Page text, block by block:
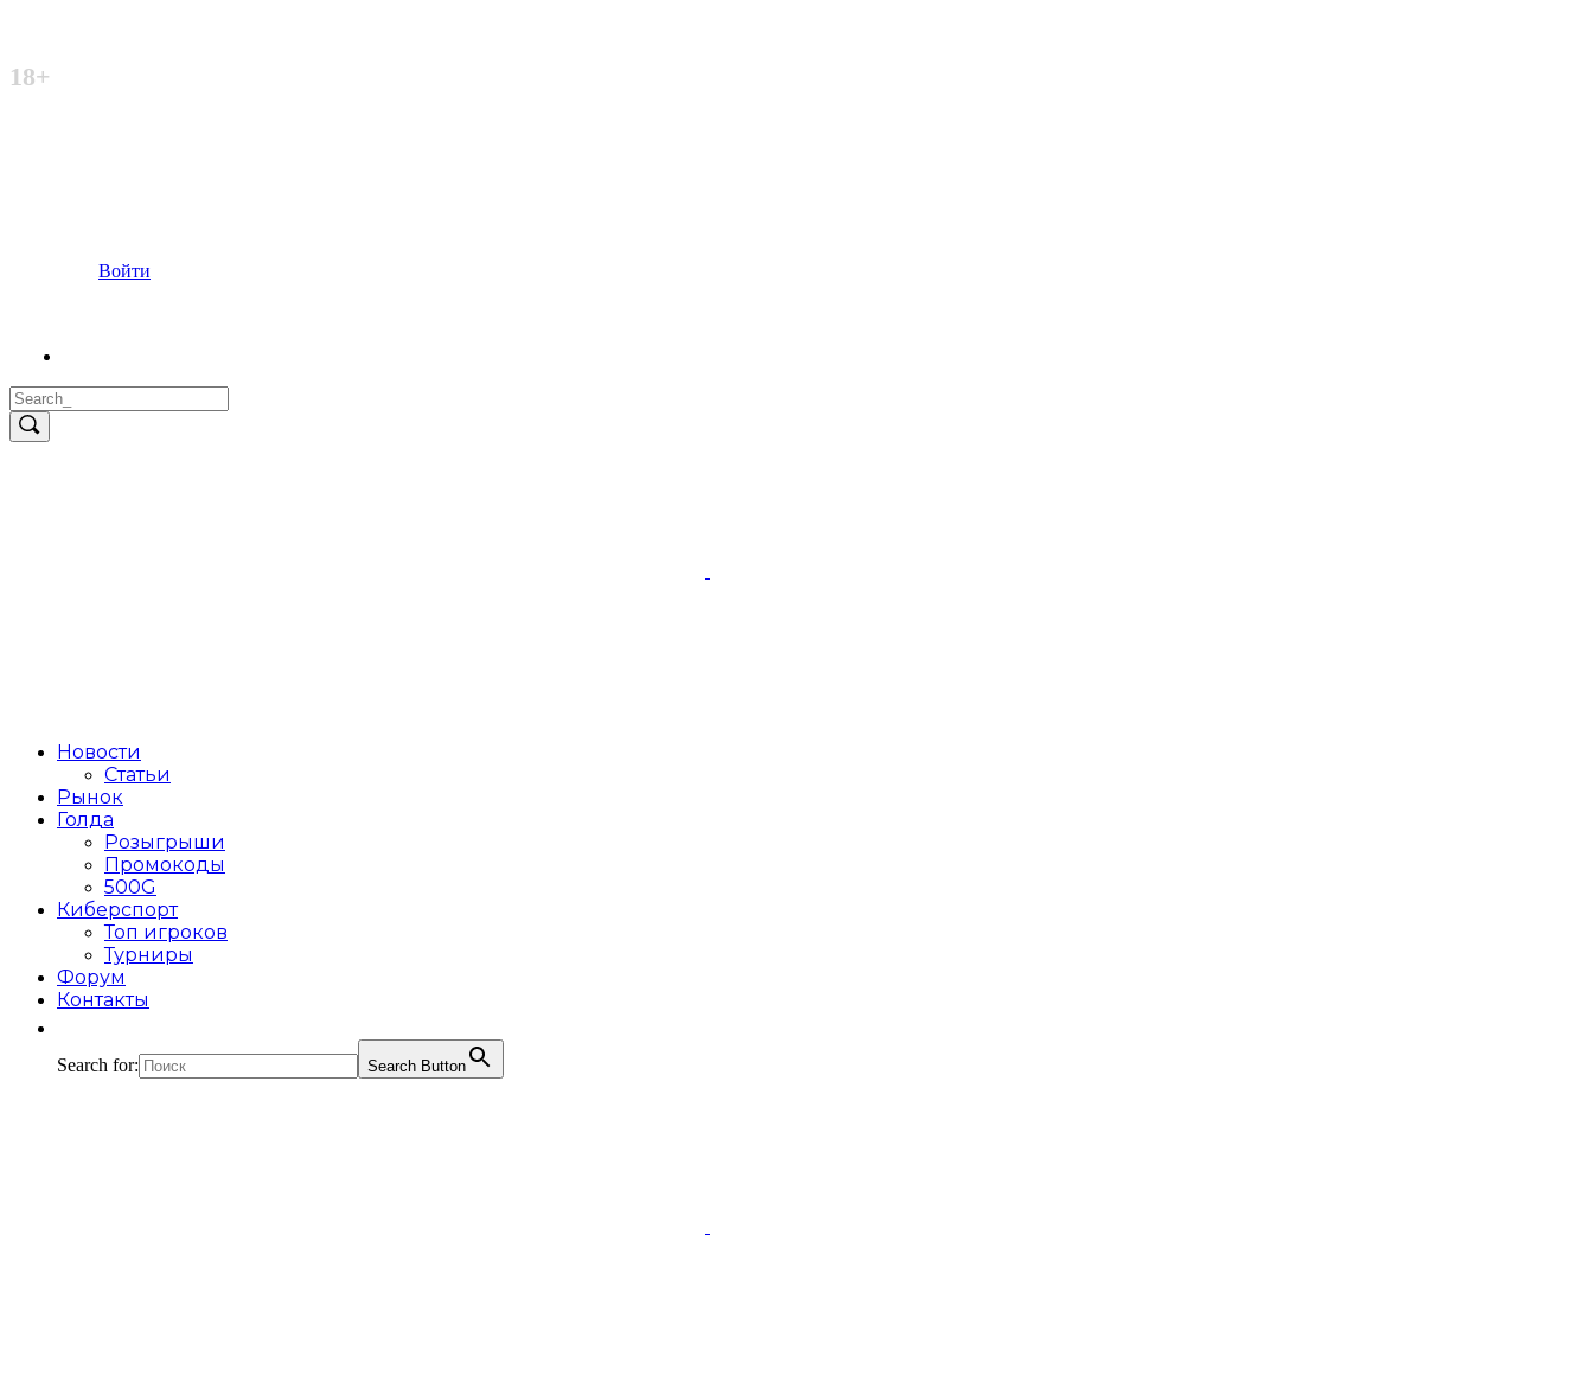
18+
Войти
Новости
Статьи
Рынок
Голда
Розыгрыши
Промокоды
500G
Киберспорт
Топ игроков
Турниры
Форум
Контакты
Search for: Search Button